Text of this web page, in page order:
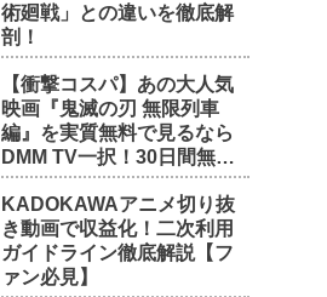
術廻戦」との違いを徹底解
剖！
【衝撃コスパ】あの大人気
映画『鬼滅の刃 無限列車
編』を実質無料で見るなら
DMM TV一択！30日間無料
トライアルの魅力を徹底解
剖！
KADOKAWAアニメ切り抜
き動画で収益化！二次利用
ガイドライン徹底解説【フ
ァン必見】